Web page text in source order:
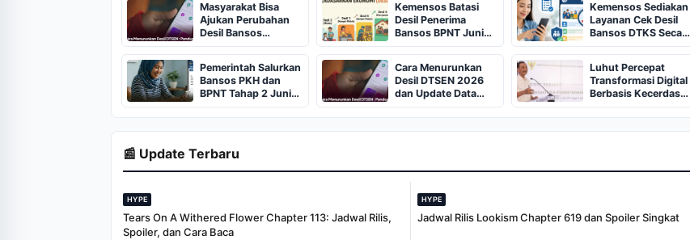
Masyarakat Bisa
Ajukan Perubahan
Desil Bansos
Kemensos Melalui
Aplikasi
Kemensos Batasi
Desil Penerima
Bansos BPNT Juni
2026
Kemensos Sediakan
Layanan Cek Desil
Bansos DTKS Secara
Online
Pemerintah Salurkan
Bansos PKH dan
BPNT Tahap 2 Juni
2026
Cara Menurunkan
Desil DTSEN 2026
dan Update Data
Bansos
Luhut Percepat
Transformasi Digital
Berbasis Kecerdasan
Buatan
📰 Update Terbaru
HYPE
Tears On A Withered Flower Chapter 113: Jadwal Rilis,
Spoiler, dan Cara Baca
HYPE
Jadwal Rilis Lookism Chapter 619 dan Spoiler Singkat